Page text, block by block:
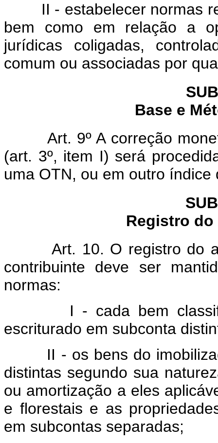
II - estabelecer normas
bem como em relação a
jurídicas coligadas,
comum ou associadas por
Base e
Art. 9º A correção
(art. 3º, item I) será
uma OTN, ou em outro
Registro do
Art. 10. O registro do
contribuinte deve ser
normas:
I - cada bem
escriturado em subconta
II - os bens do
distintas segundo sua
ou amortização a eles
e florestais e as
em subcontas separadas;